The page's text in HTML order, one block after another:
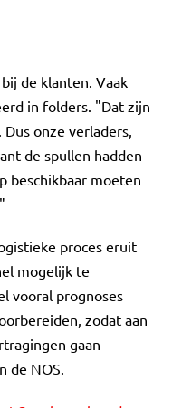
de klanten. Vaak
in folders. "Dat zijn
onze verladers,
de spullen hadden
beschikbaar moeten
proces eruit
mogelijk te
vooral prognoses
zodat aan
gaan
de NOS.